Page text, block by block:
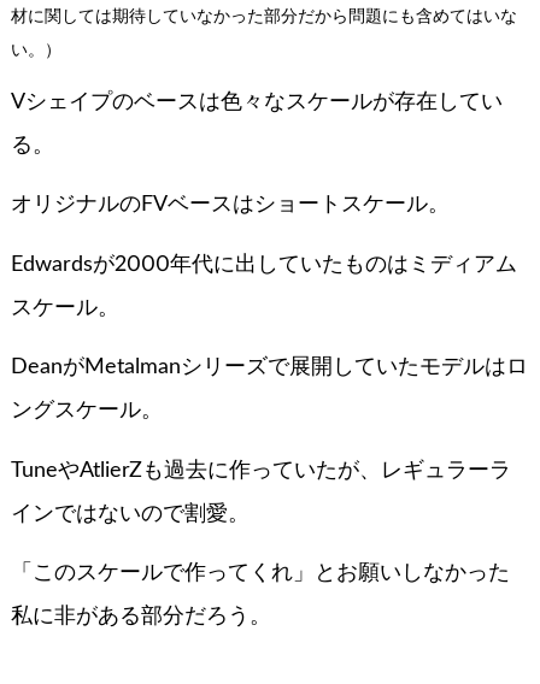
材に関しては期待していなかった部分だから問題にも含めてはいな
い。）
Vシェイプのベースは色々なスケールが存在してい
る。
オリジナルのFVベースはショートスケール。
Edwardsが2000年代に出していたものはミディアム
スケール。
DeanがMetalmanシリーズで展開していたモデルはロ
ングスケール。
TuneやAtlierZも過去に作っていたが、レギュラーラ
インではないので割愛。
「このスケールで作ってくれ」とお願いしなかった
私に非がある部分だろう。